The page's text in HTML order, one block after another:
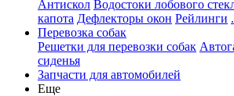
Антискол Водостоки лобового
капота Дефлекторы окон Рейлинги
Перевозка собак
Решетки для перевозки собак
сиденья
Запчасти для автомобилей
Еще